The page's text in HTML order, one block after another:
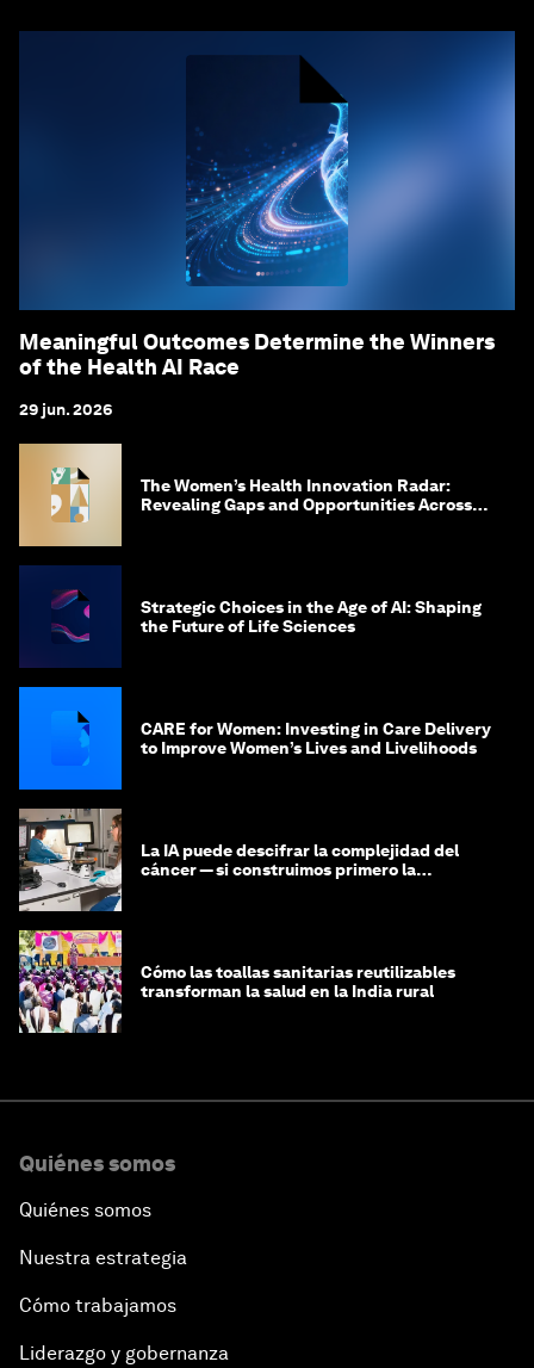
Meaningful Outcomes Determine the Winners
of the Health AI Race
29 jun. 2026
The Women’s Health Innovation Radar:
Revealing Gaps and Opportunities Across
Strategic Choices in the Age of AI: Shaping
the Future of Life Sciences
CARE for Women: Investing in Care Delivery
to Improve Women’s Lives and Livelihoods
La IA puede descifrar la complejidad del
cáncer — si construimos primero la
Cómo las toallas sanitarias reutilizables
transforman la salud en la India rural
Quiénes somos
Quiénes somos
Nuestra estrategia
Cómo trabajamos
Liderazgo y gobernanza